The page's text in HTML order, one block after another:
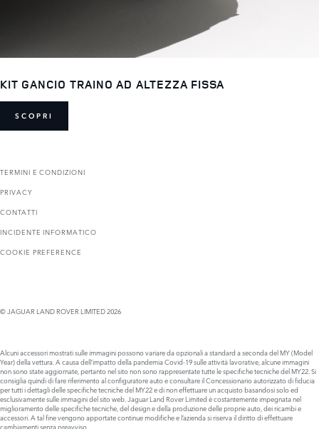
KIT GANCIO TRAINO AD ALTEZZA FISSA
SCOPRI
TERMINI E CONDIZIONI
PRIVACY
CONTATTI
INCIDENTE INFORMATICO
COOKIE PREFERENCE
© JAGUAR LAND ROVER LIMITED 2026
Alcuni accessori mostrati sulle immagini possono variare da opzionali a standard a seconda del MY (Model
Year) della vettura. A causa dell’impatto della pandemia Covid-19 sulle attività lavorative, alcune immagini
non sono state aggiornate, pertanto nel sito non sono rappresentate tutte le specifiche tecniche del MY22. Si
consiglia quindi di fare riferimento al configuratore auto e consultare il Concessionario autorizzato di fiducia
per tutti i dettagli delle specifiche tecniche del MY22 e di non effettuare un acquisto basandosi solo ed
esclusivamente sulle immagini del sito web. Jaguar Land Rover Limited è costantemente impegnata nel
miglioramento delle specifiche tecniche, del design e della produzione delle proprie auto, dei ricambi e
accessori. A tal fine vengono apportate continue modifiche e l’azienda si riserva il diritto di effettuare
cambiamenti senza preavviso.